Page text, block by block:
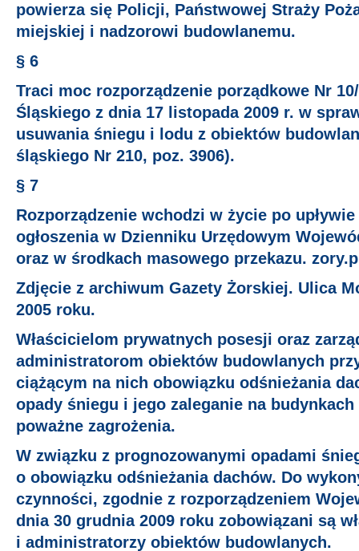
powierza się Policji, Państwowej Straży
miejskiej i nadzorowi budowlanemu.
§ 6
Traci moc rozporządzenie porządkowe Nr
Śląskiego z dnia 17 listopada 2009 r. w
usuwania śniegu i lodu z obiektów
śląskiego Nr 210, poz. 3906).
§ 7
Rozporządzenie wchodzi w życie po
ogłoszenia w Dzienniku Urzędowym
oraz w środkach masowego przekazu.
Zdjęcie z archiwum Gazety Żorskiej. Ulica
2005 roku.
Właścicielom prywatnych posesji oraz
administratorom obiektów budowlanych
ciążącym na nich obowiązku odśnieżania
opady śniegu i jego zaleganie na
poważne zagrożenia.
W związku z prognozowanymi opadami
o obowiązku odśnieżania dachów. Do
czynności, zgodnie z rozporządzeniem
dnia 30 grudnia 2009 roku zobowiązani są
i administratorzy obiektów budowlanych.